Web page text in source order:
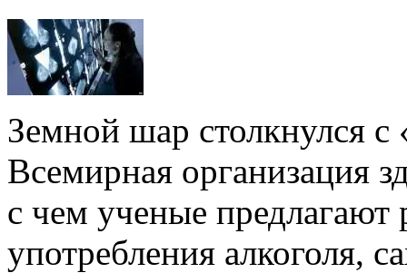
Земной шар столкнулся с
Всемирная организация
с чем ученые предлагают
употребления алкоголя,